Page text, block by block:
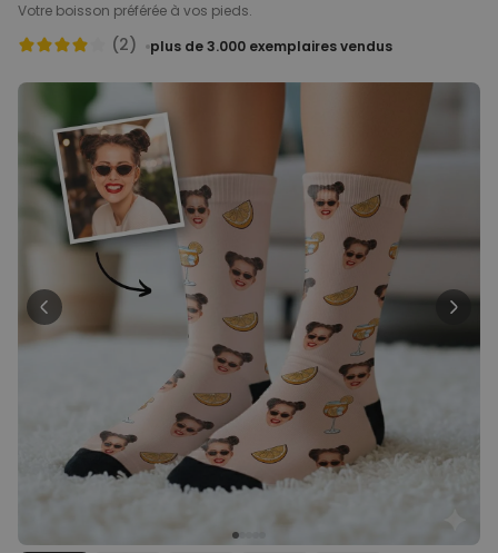
visage
plus de
27.800
exemplaires
vendus
34,99 €
Personnalisable
Lampe LED personnalisée
avec cœur
plus de
21.000
exemplaires
39,98 €
Personnalisable
Coquetier personnalisé avec
visage - Lot de 2
29,99 €
Personnalisable
Jardinière personnalisée avec
couronne et texte
Votre boisson préférée à vos pieds.
(2) plus de 3.000 exemplaires vendus